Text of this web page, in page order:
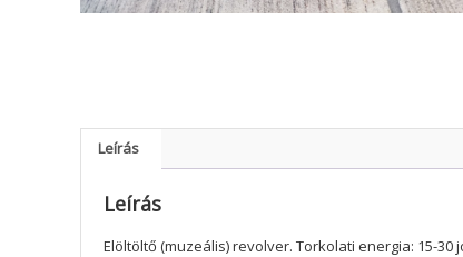
Leírás
Leírás
Elöltöltő (muzeális) revolver. Torkolati energia: 15-30